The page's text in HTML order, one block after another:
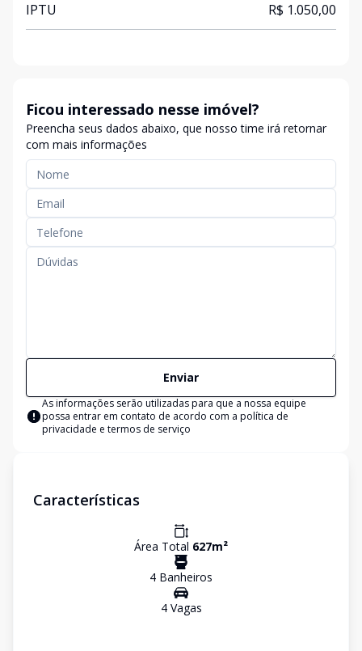
IPTU R$ 1.050,00
Ficou interessado nesse imóvel?
Preencha seus dados abaixo, que nosso time irá retornar
com mais informações
Enviar
As informações serão utilizadas para que a nossa equipe
possa entrar em contato de acordo com a política de
privacidade e termos de serviço
Características
Área Total 627m²
4 Banheiros
4Vagas